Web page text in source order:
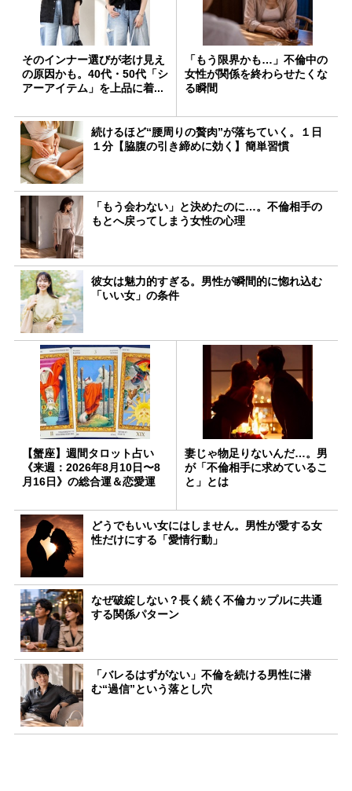
そのインナー選びが老け見え
の原因かも。40代・50代「シ
アーアイテム」を上品に着...
「もう限界かも…」不倫中の
女性が関係を終わらせたくな
る瞬間
続けるほど“腰周りの贅肉”が落ちていく。１日
１分【脇腹の引き締めに効く】簡単習慣
「もう会わない」と決めたのに…。不倫相手の
もとへ戻ってしまう女性の心理
彼女は魅力的すぎる。男性が瞬間的に惚れ込む
「いい女」の条件
【蟹座】週間タロット占い
《来週：2026年8月10日〜8
月16日》の総合運＆恋愛運
妻じゃ物足りないんだ…。男
が「不倫相手に求めているこ
と」とは
どうでもいい女にはしません。男性が愛する女
性だけにする「愛情行動」
なぜ破綻しない？長く続く不倫カップルに共通
する関係パターン
「バレるはずがない」不倫を続ける男性に潜
む“過信”という落とし穴